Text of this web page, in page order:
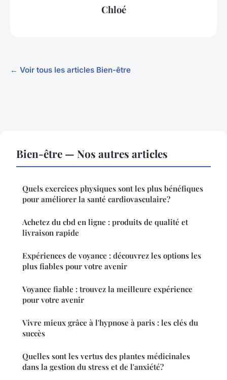
Chloé
← Voir tous les articles Bien-être
Bien-être — Nos autres articles
Quels exercices physiques sont les plus bénéfiques
pour améliorer la santé cardiovasculaire?
Achetez du cbd en ligne : produits de qualité et
livraison rapide
Expériences de voyance : découvrez les options les
plus fiables pour votre avenir
Voyance fiable : trouvez la meilleure expérience
pour votre avenir
Vivre mieux grâce à l'hypnose à paris : les clés du
succès
Quelles sont les vertus des plantes médicinales
dans la gestion du stress et de l'anxiété?